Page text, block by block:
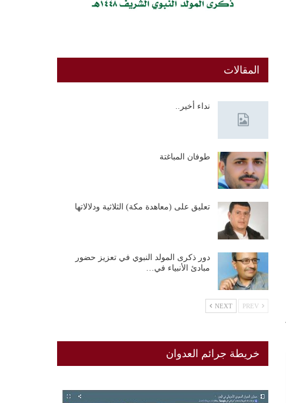
المقالات
نداء أخير..
طوفان المباغتة
تعليق على (معاهدة مكة) الثلاثية ودلالاتها
دور ذكرى المولد النبوي في تعزيز حضور
مبادئ الأنبياء في…
NEXT
خريطة جرائم العدوان